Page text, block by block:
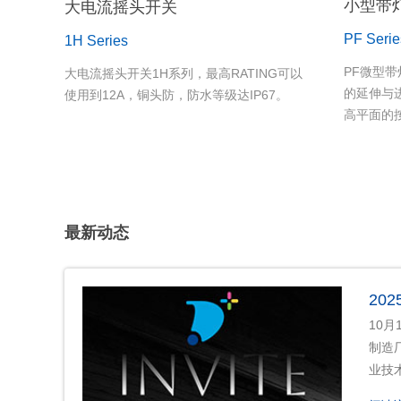
大电流摇头开关
1H Series
大电流摇头开关1H系列，最高RATING可以
使用到12A，铜头防，防水等级达IP67。
小型带
PF
PF微型
的延伸与
高平面的
最新动态
10月
制造
业技